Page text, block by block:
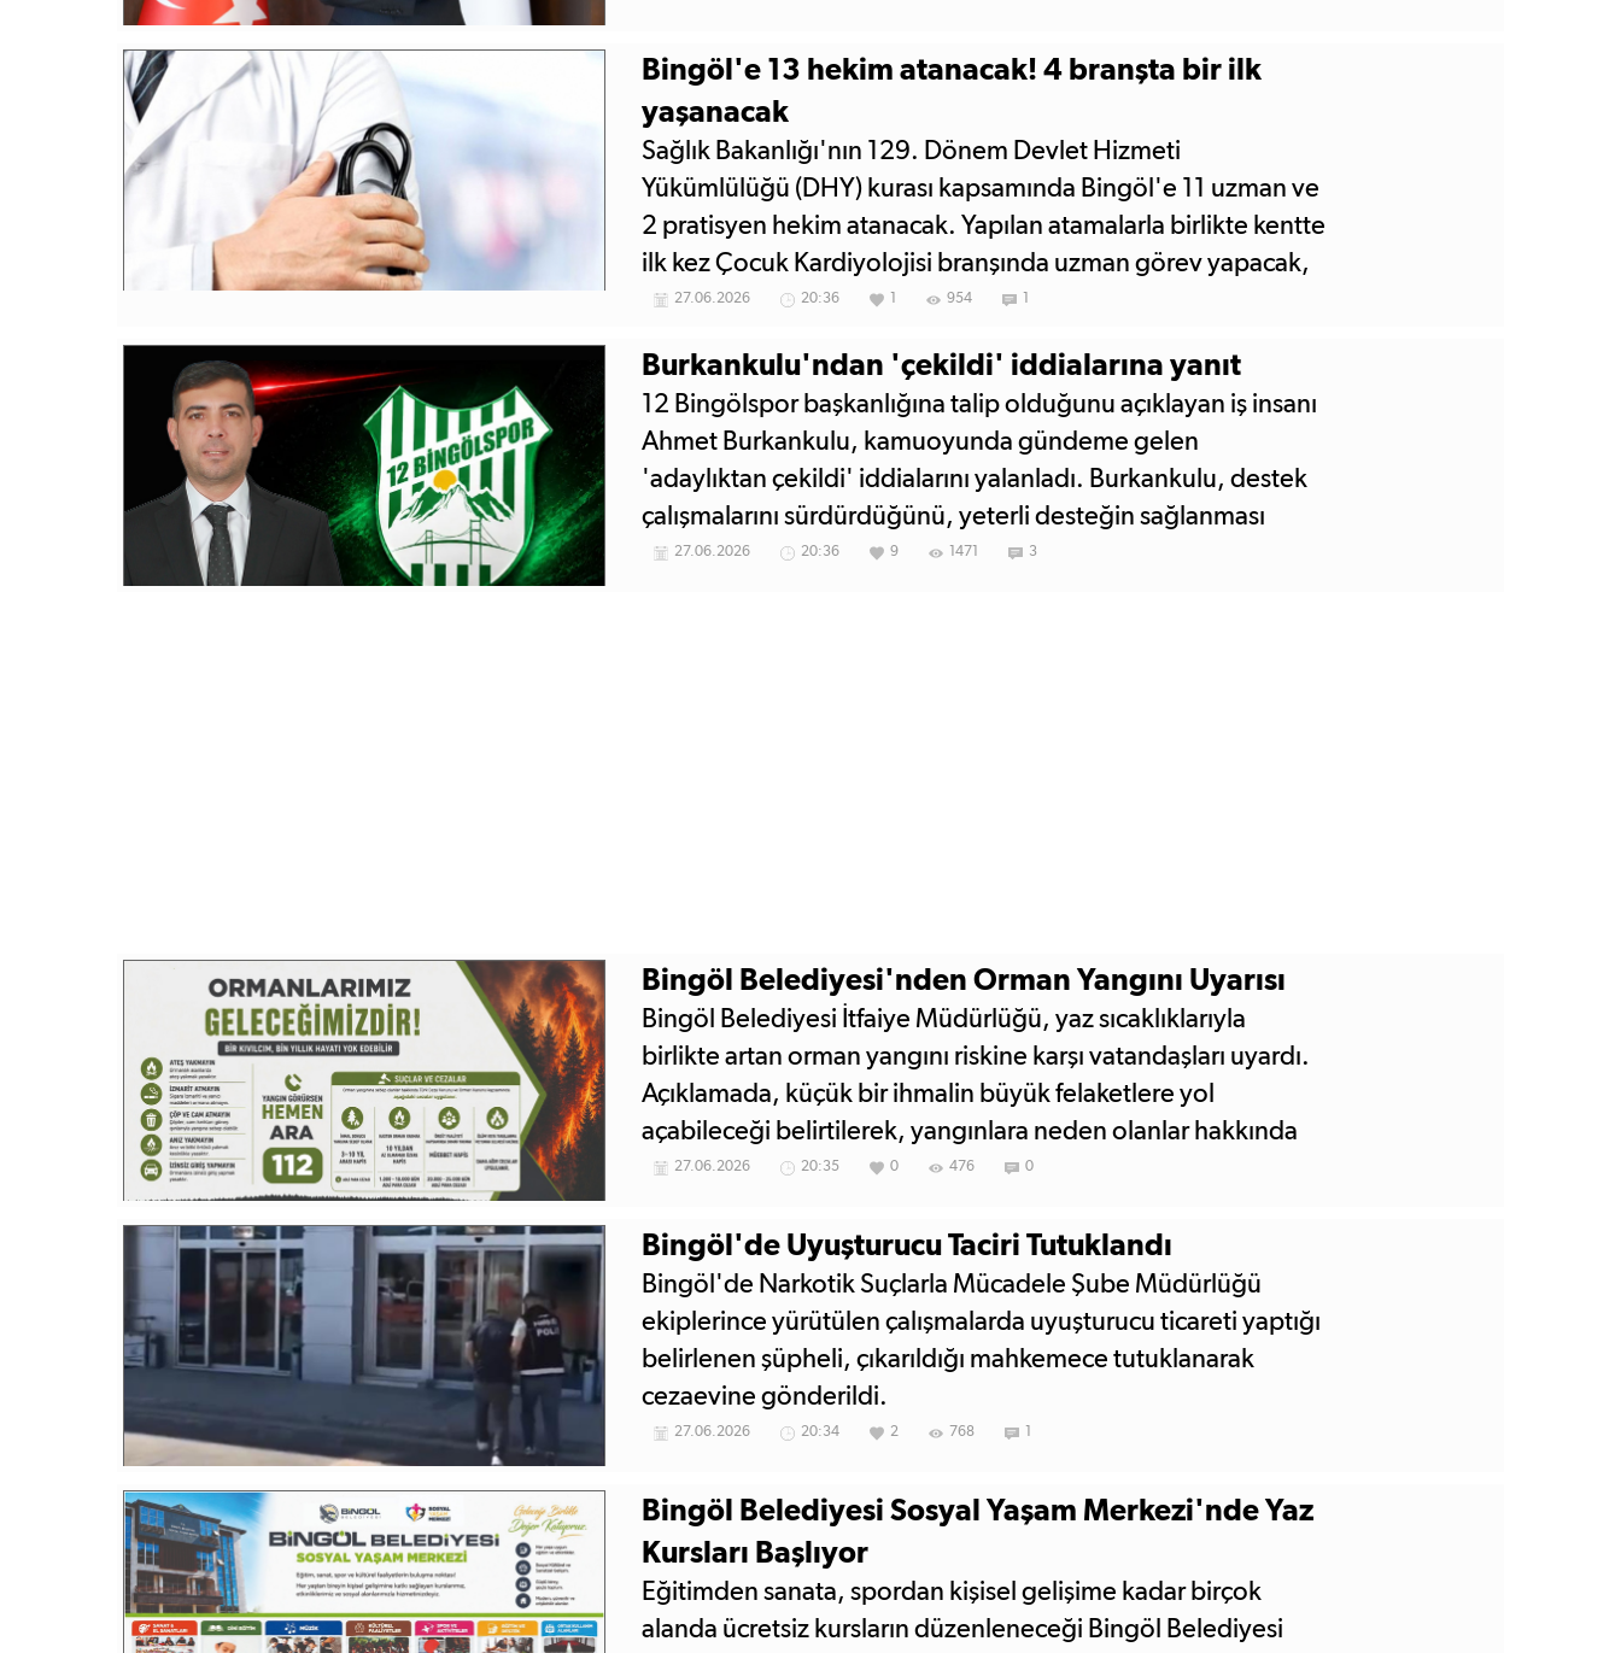
Bingöl'e 13 hekim atanacak! 4 branşta bir ilk
yaşanacak
Sağlık Bakanlığı'nın 129. Dönem Devlet Hizmeti
Yükümlülüğü (DHY) kurası kapsamında Bingöl'e 11 uzman ve
2 pratisyen hekim atanacak. Yapılan atamalarla birlikte kentte
ilk kez Çocuk Kardiyolojisi branşında uzman görev yapacak,
üç ilçe de ilk kez yeni uzmanlık alanlarına kavuşacak.
27.06.2026 20:36 954
Burkankulu'ndan 'çekildi' iddialarına yanıt
12 Bingölspor başkanlığına talip olduğunu açıklayan iş insanı
Ahmet Burkankulu, kamuoyunda gündeme gelen
'adaylıktan çekildi' iddialarını yalanladı. Burkankulu, destek
çalışmalarını sürdürdüğünü, yeterli desteğin sağlanması
halinde ise başkan adaylığını resmen ilan edeceğini söyledi.
27.06.2026 20:36 9 1471 3
Bingöl Belediyesi'nden Orman Yangını Uyarısı
Bingöl Belediyesi İtfaiye Müdürlüğü, yaz sıcaklıklarıyla
birlikte artan orman yangını riskine karşı vatandaşları uyardı.
Açıklamada, küçük bir ihmalin büyük felaketlere yol
açabileceği belirtilerek, yangınlara neden olanlar hakkında
ağır yaptırımlar uygulandığı hatırlatıldı.
27.06.2026 20:35 0 476 0
Bingöl'de Uyuşturucu Taciri Tutuklandı
Bingöl'de Narkotik Suçlarla Mücadele Şube Müdürlüğü
ekiplerince yürütülen çalışmalarda uyuşturucu ticareti yaptığı
belirlenen şüpheli, çıkarıldığı mahkemece tutuklanarak
cezaevine gönderildi.
27.06.2026 20:34 2 768
Bingöl Belediyesi Sosyal Yaşam Merkezi'nde Yaz
Kursları Başlıyor
Eğitimden sanata, spordan kişisel gelişime kadar birçok
alanda ücretsiz kursların düzenleneceği Bingöl Belediyesi